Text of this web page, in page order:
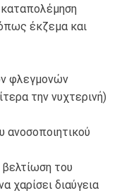
έκζεμα και
φλεγμονών
την νυχτερινή)
ανοσοποιητικού
του
χαρίσει διαύγεια